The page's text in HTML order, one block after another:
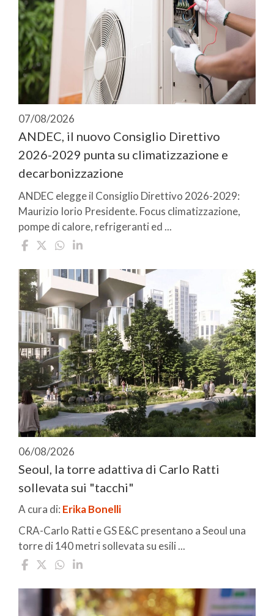
07/08/2026
ANDEC, il nuovo Consiglio Direttivo
2026-2029 punta su climatizzazione e
decarbonizzazione
ANDEC elegge il Consiglio Direttivo 2026-2029:
Maurizio Iorio Presidente. Focus climatizzazione,
pompe di calore, refrigeranti ed ...
06/08/2026
Seoul, la torre adattiva di Carlo Ratti
sollevata sui "tacchi"
A cura di: Erika Bonelli
CRA-Carlo Ratti e GS E&C presentano a Seoul una
torre di 140 metri sollevata su esili ...